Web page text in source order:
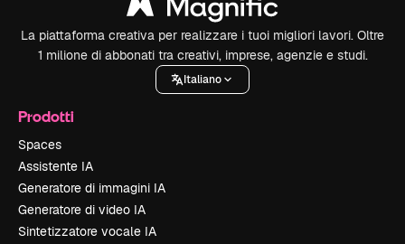
La piattaforma creativa per realizzare i tuoi migliori lavori. Oltre
1 milione di abbonati tra creativi, imprese, agenzie e studi.
Italiano
Prodotti
Spaces
Assistente IA
Generatore di immagini IA
Generatore di video IA
Sintetizzatore vocale IA